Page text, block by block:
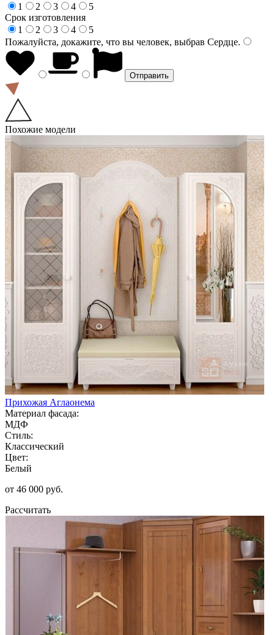
1
2 3 4
5
Срок изготовления
1
2 3 4
5
Пожалуйста, докажите, что вы человек, выбрав Сердце.
Похожие модели
Прихожая Аглаонема
Материал фасада:
МДФ
Стиль:
Классический
Цвет:
Белый
от 46 000 руб.
Рассчитать